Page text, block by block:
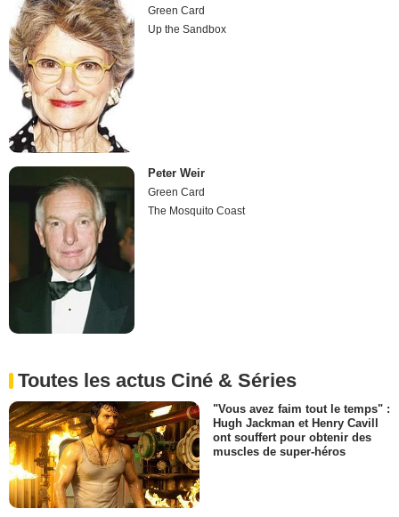
Green Card
Up the Sandbox
Peter Weir
Green Card
The Mosquito Coast
Toutes les actus Ciné & Séries
"Vous avez faim tout le temps" :
Hugh Jackman et Henry Cavill
ont souffert pour obtenir des
muscles de super-héros